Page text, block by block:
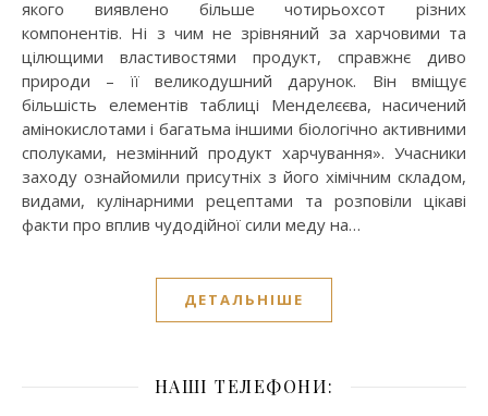
якого виявлено більше чотирьохсот різних
компонентів. Ні з чим не зрівняний за харчовими та
цілющими властивостями продукт, справжнє диво
природи – її великодушний дарунок. Він вміщує
більшість елементів таблиці Менделєєва, насичений
амінокислотами і багатьма іншими біологічно активними
сполуками, незмінний продукт харчування». Учасники
заходу ознайомили присутніх з його хімічним складом,
видами, кулінарними рецептами та розповіли цікаві
факти про вплив чудодійної сили меду на…
ДЕТАЛЬНІШЕ
НАШІ ТЕЛЕФОНИ: